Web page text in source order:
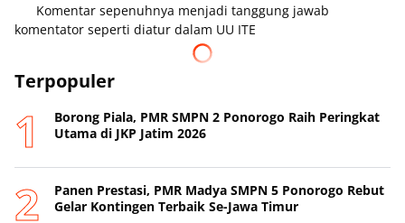
Komentar sepenuhnya menjadi tanggung jawab
komentator seperti diatur dalam UU ITE
Terpopuler
Borong Piala, PMR SMPN 2 Ponorogo Raih Peringkat
Utama di JKP Jatim 2026
Panen Prestasi, PMR Madya SMPN 5 Ponorogo Rebut
Gelar Kontingen Terbaik Se-Jawa Timur